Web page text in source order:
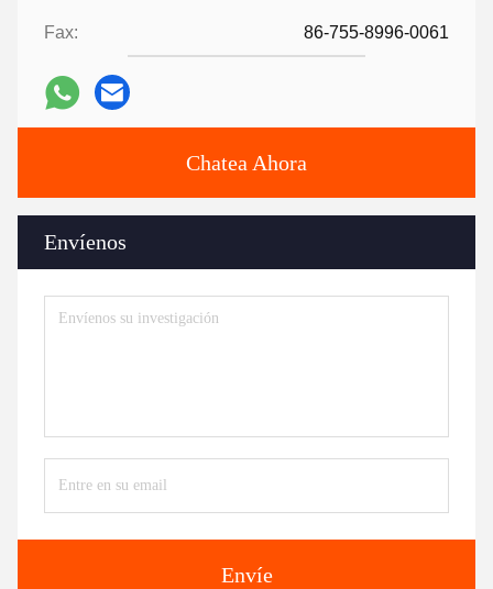
Fax: 86-755-8996-0061
Chatea Ahora
Envíenos
Envíe